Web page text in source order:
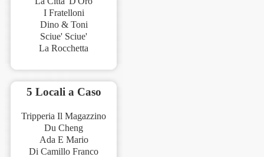
I Fratelloni
Dino & Toni
Sciue' Sciue'
La Rocchetta
5 Locali a Caso
Tripperia Il Magazzino
Du Cheng
Ada E Mario
Di Camillo Franco